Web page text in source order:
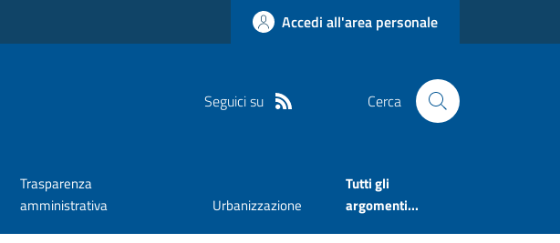
Accedi all'area personale
Seguici su Cerca
Trasparenza
amministrativa
Urbanizzazione
Tutti gli
argomenti...